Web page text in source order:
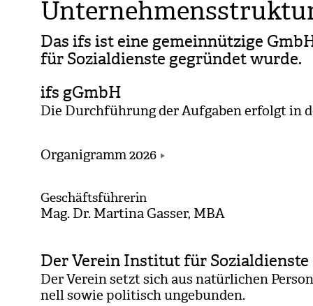
Das ifs ist eine gemein­nüt­zige
für Sozi­al­dienste gegrün­det wurde.
ifs gGmbH
Die Durch­füh­rung der Auf­ga­ben erfolgt in
Organigramm 2026
Geschäftsführerin
Mag. Dr. Mar­tina Gas­ser, MBA
Der Verein Institut für Sozialdienste
Der Ver­ein setzt sich aus natür­li­chen
nell sowie poli­tisch unge­bun­den.